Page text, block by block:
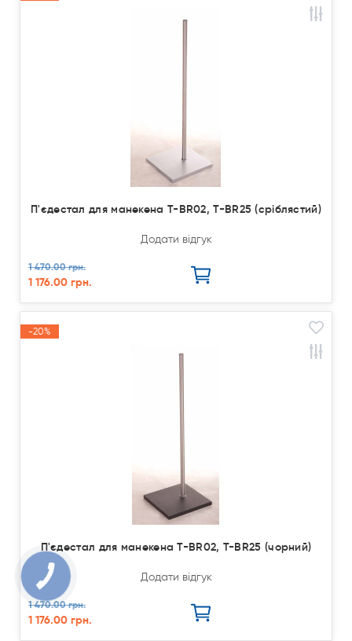
П'єдестал для манекена T-BR02, T-BR25 (сріблястий)
Додати відгук
1 470.00 грн.
1 176.00 грн.
-20%
П'єдестал для манекена T-BR02, T-BR25 (чорний)
Додати відгук
1 470.00 грн.
1 176.00 грн.